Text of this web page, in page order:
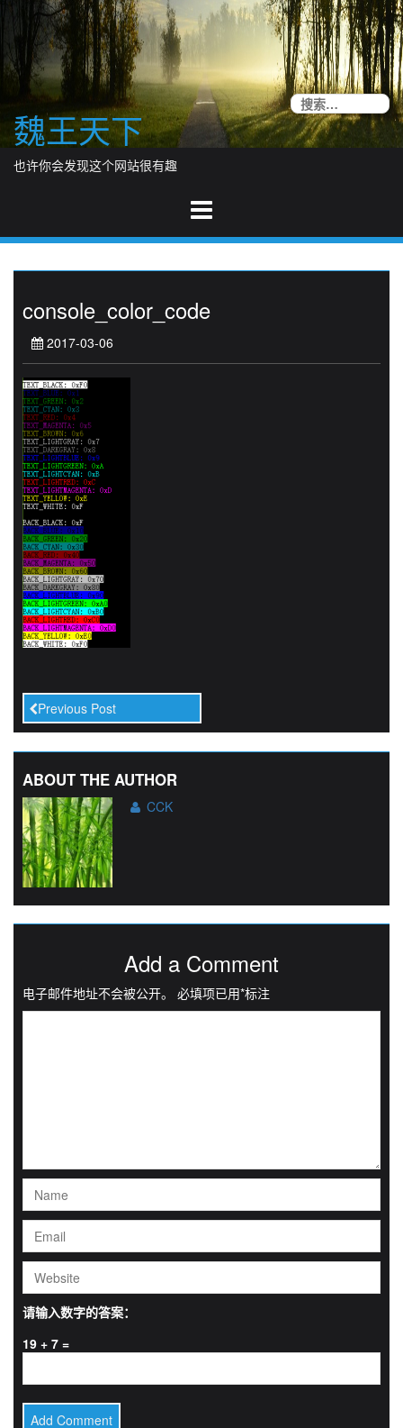
content
魏王天下
也许你会发现这个网站很有趣
搜
console_color_code
2017-03-06
Previous Post
ABOUT THE AUTHOR
CCK
Add a Comment
电子邮件地址不会被公开。 必填项已用*标注
请输入数字的答案：
19 + 7 =